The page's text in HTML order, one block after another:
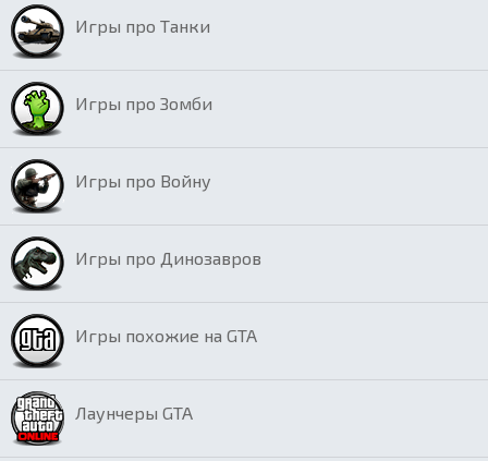
Игры про Танки
Игры про Зомби
Игры про Войну
Игры про Динозавров
Игры похожие на GTA
Лаунчеры GTA